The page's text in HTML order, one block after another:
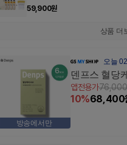
59,900원
상품 더
방송에서만
오늘
덴프스 혈당
앱전용가76,000
10%68,400